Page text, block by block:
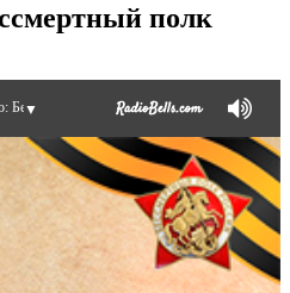
полк
Бессмертный полк
▼